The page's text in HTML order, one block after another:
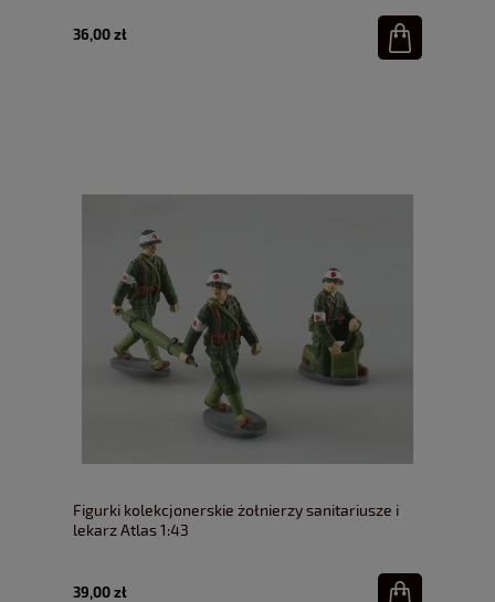
36,00 zł
Figurki kolekcjonerskie żołnierzy sanitariusze i
lekarz Atlas 1:43
39,00 zł